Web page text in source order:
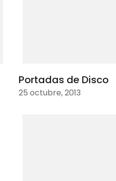
Portadas de Disco
25 octubre, 2013